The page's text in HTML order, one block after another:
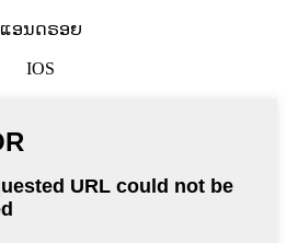
ແອນດຣອຍ
IOS